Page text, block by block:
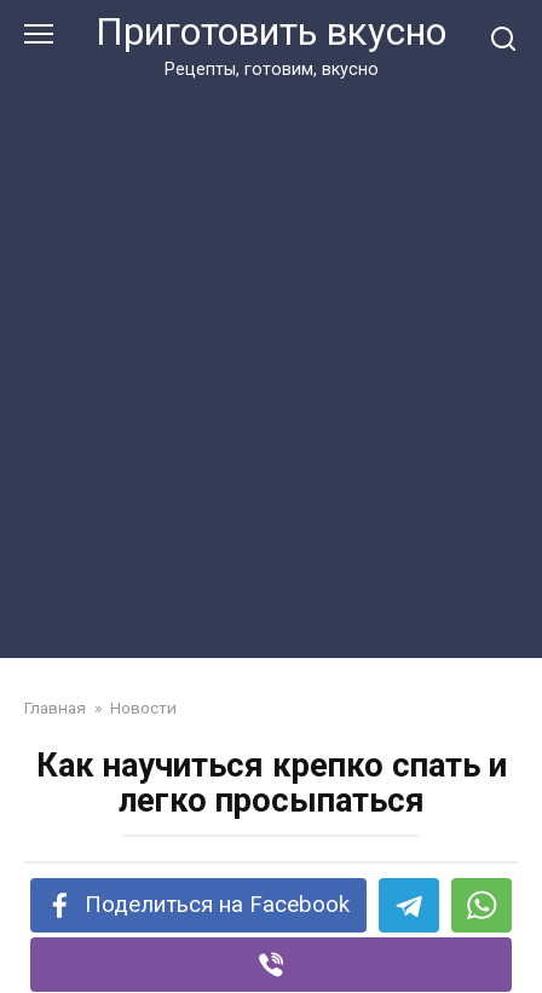
Приготовить вкусно
Рецепты, готовим, вкусно
Главная » Новости
Как научиться крепко спать и
легко просыпаться
Поделиться на Facebook